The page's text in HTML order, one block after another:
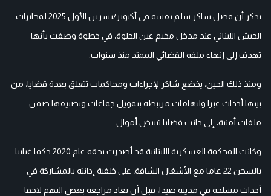
يذكر أن فضل شاكر سلم نفسه في أكتوبر/تشرين الأول 2025 لمخابرات
الجيش اللبناني عند مدخل مخيم عين الحلوة، في خطوة وصفت بأنها
تهدف إلى إنهاء ملفه القضائي الممتد منذ سنوات.
ومنذ ذلك الحين، يخضع شاكر لإجراءات ومحاكمات تتعلق بعدة قضايا، من
بينها أحداث عبرا واتهامات مرتبطة بتمويل جماعات وتصنيفها ضمن
ملفات أمنية، إلى جانب قضايا تبييض أموال.
وكانت المحكمة العسكرية اللبنانية قد أصدرت بحقه عام 2020 حكما غيابيا
بالسجن 22 عاما مع الأشغال الشاقة، على خلفية إدانته بالمشاركة في
أحداث مسلحة في مدينة صيدا، قبل أن تعاد مراجعة بعض التهم لاحقا